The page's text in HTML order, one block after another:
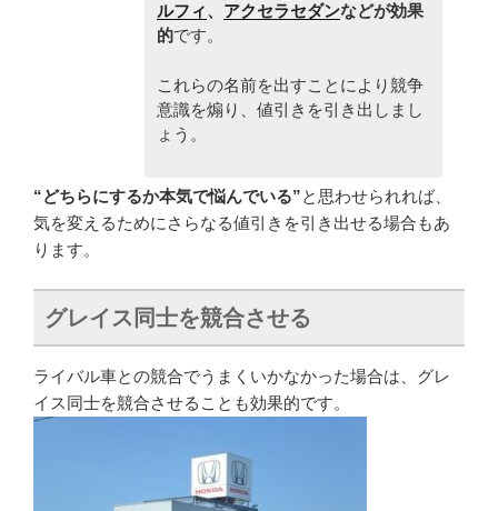
ルフィ、 アクセラセダンなどが効果
的です。
これらの名前を出すことにより競争
意識を煽り、値引きを引き出しまし
ょう。
“どちらにするか本気で悩んでいる”と思わせられれば、
気を変えるためにさらなる値引きを引き出せる場合もあ
ります。
グレイス同士を競合させる
ライバル車との競合でうまくいかなかった場合は、グレ
イス同士を競合させることも効果的です。